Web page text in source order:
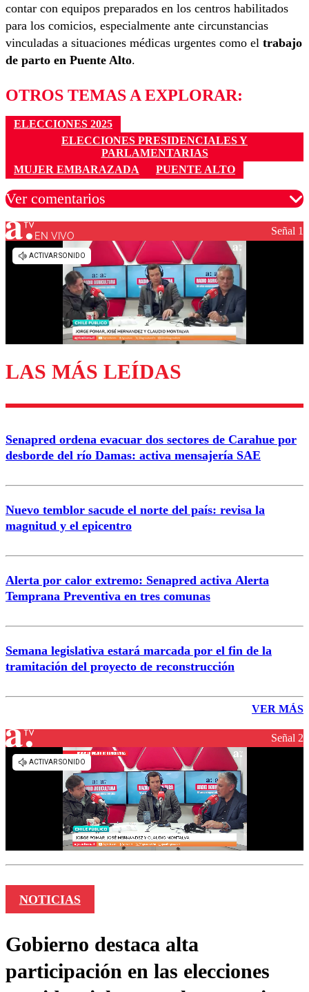
contar con equipos preparados en los centros habilitados
para los comicios, especialmente ante circunstancias
vinculadas a situaciones médicas urgentes como el trabajo
de parto en Puente Alto.
OTROS TEMAS A EXPLORAR:
ELECCIONES 2025
ELECCIONES PRESIDENCIALES Y
PARLAMENTARIAS
MUJER EMBARAZADA
PUENTE ALTO
Ver comentarios
Los comentarios son moderados para garantizar un
diálogo respetuoso.
Enviar comentario
EN VIVO Señal 1
LAS MÁS LEÍDAS
Senapred ordena evacuar dos sectores de Carahue por
desborde del río Damas: activa mensajería SAE
Nuevo temblor sacude el norte del país: revisa la
magnitud y el epicentro
Alerta por calor extremo: Senapred activa Alerta
Temprana Preventiva en tres comunas
Semana legislativa estará marcada por el fin de la
tramitación del proyecto de reconstrucción
VER MÁS
Señal 2
NOTICIAS
Gobierno destaca alta
participación en las elecciones